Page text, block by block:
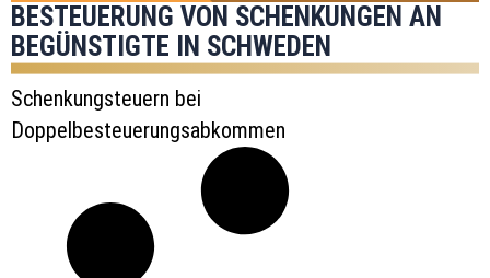
BESTEUERUNG VON SCHENKUNGEN AN
BEGÜNSTIGTE IN SCHWEDEN
Schenkungsteuern bei
Doppelbesteuerungsabkommen